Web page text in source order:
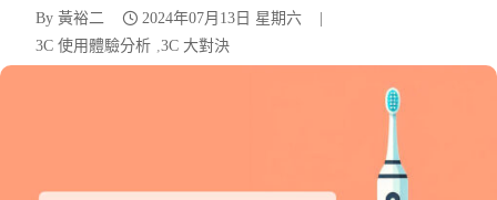
By 黃裕二 2024年07月13日 星期六
3C 使用體驗分析 3C 大對決